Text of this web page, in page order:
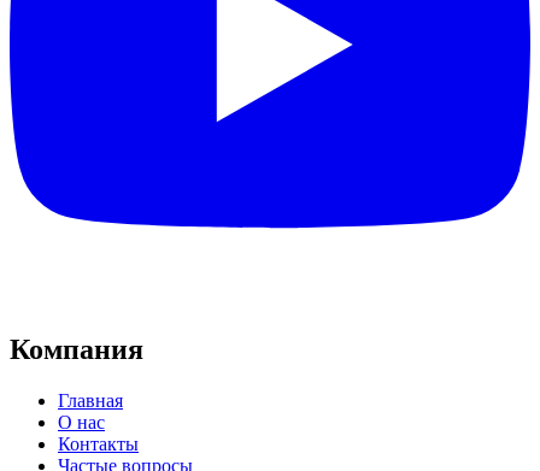
Компания
Главная
О нас
Контакты
Частые вопросы